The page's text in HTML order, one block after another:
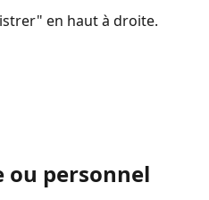
en haut à droite.
ou personnel